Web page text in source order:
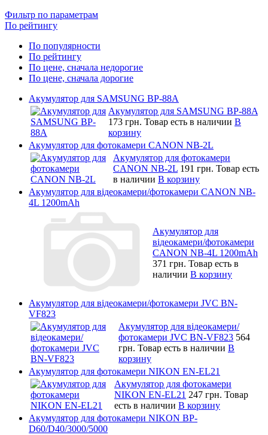
Фильтр по параметрам
По рейтингу
По популярности
По рейтингу
По цене, сначала недорогие
По цене, сначала дорогие
Акумулятор для SAMSUNG BP-88A
Акумулятор для SAMSUNG BP-88A
173 грн. Товар есть в наличии В
корзину
Акумулятор для фотокамери CANON NB-2L
Акумулятор для фотокамери
CANON NB-2L 191 грн. Товар есть
в наличии В корзину
Акумулятор для відеокамери/фотокамери CANON NB-
4L 1200mAh
Акумулятор для
відеокамери/фотокамери
CANON NB-4L 1200mAh
371 грн. Товар есть в
наличии В корзину
Акумулятор для відеокамери/фотокамери JVC BN-
VF823
Акумулятор для відеокамери/
фотокамери JVC BN-VF823 564
грн. Товар есть в наличии В
корзину
Акумулятор для фотокамери NIKON EN-EL21
Акумулятор для фотокамери
NIKON EN-EL21 247 грн. Товар
есть в наличии В корзину
Акумулятор для фотокамери NIKON BP-
D60/D40/3000/5000